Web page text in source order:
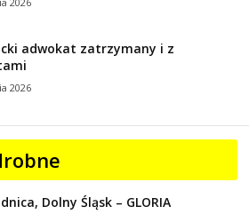
adwokat zatrzymany i z
2026
Dolny Śląsk – GLORIA